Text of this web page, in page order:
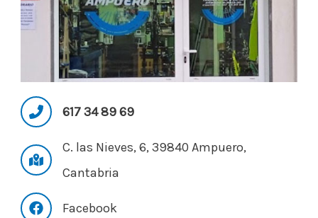
617 34 89 69
C. las Nieves, 6, 39840 Ampuero,
Cantabria
Facebook